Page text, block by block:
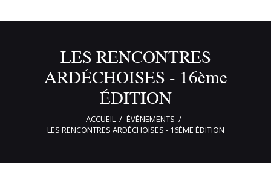
LES RENCONTRES
ARDÉCHOISES - 16ème
ÉDITION
ACCUEIL
ÉVÈNEMENTS
LES RENCONTRES ARDÉCHOISES - 16ÈME ÉDITION